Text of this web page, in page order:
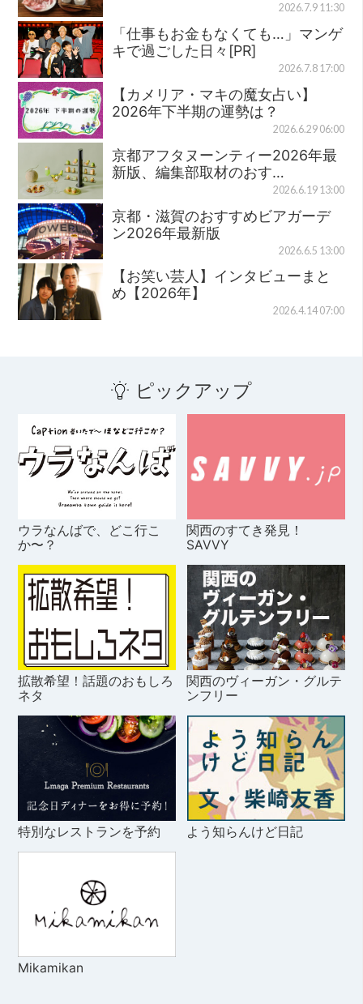
2026.7.9 11:30
「仕事もお金もなくても…」マンゲ
キで過ごした日々[PR]
2026.7.8 17:00
【カメリア・マキの魔女占い】
2026年下半期の運勢は？
2026.6.29 06:00
京都アフタヌーンティー2026年最
新版、編集部取材のおす…
2026.6.19 13:00
京都・滋賀のおすすめビアガーデ
ン2026年最新版
2026.6.5 13:00
【お笑い芸人】インタビューまと
め【2026年】
2026.4.14 07:00
ピックアップ
ウラなんばで、どこ行こ
か〜？
関西のすてき発見！
SAVVY
拡散希望！話題のおもしろ
ネタ
関西のヴィーガン・グルテ
ンフリー
特別なレストランを予約 よう知らんけど日記
Mikamikan